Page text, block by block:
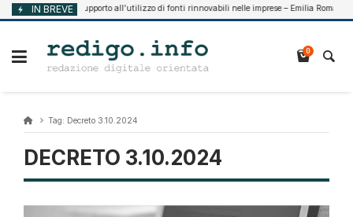
Vai
al
IN BREVE
Agosto 7, 2026 Supporto all’utilizzo di fonti rinnovabili nelle imprese – Emilia Romagna
0
Tag: Decreto 3.10.2024
DECRETO 3.10.2024